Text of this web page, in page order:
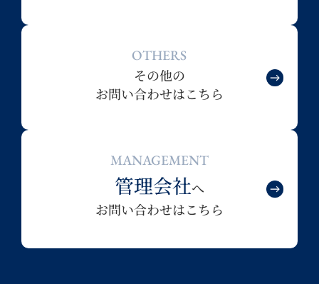
OTHERS
その他の
お問い合わせはこちら
MANAGEMENT
管理会社へ
お問い合わせはこちら